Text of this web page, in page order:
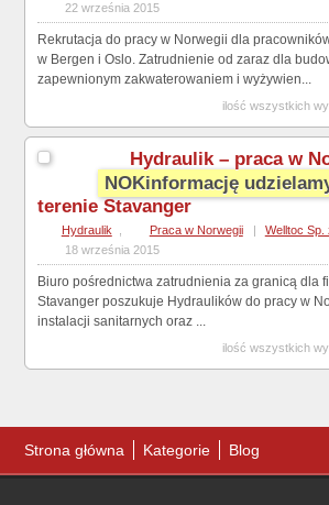
22 września 2015
Rekrutacja do pracy w Norwegii dla
w Bergen i Oslo. Zatrudnienie od zaraz dla
zapewnionym zakwaterowaniem i wyżywien...
ilość wszystkich
NOKinformację
Hydraulik – praca w
terenie Stavanger
Hydraulik Praca w Norwegii | Welltoc Sp.
18 września 2015
Biuro pośrednictwa zatrudnienia za granicą dla
Stavanger poszukuje Hydraulików do pracy w
instalacji sanitarnych oraz ...
ilość wszystkich
Strona główna Kategorie Blog